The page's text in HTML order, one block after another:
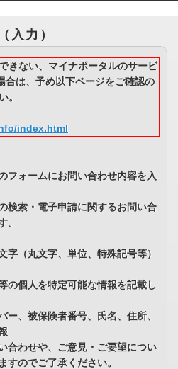
入力）
きない、マイナポータルのサービ
合は、予め以下ページをご確認の
。
index.html
フォームにお問い合わせ内容を入
検索・電子申請に関するお問い合
。
（丸文字、単位、特殊記号等）
の個人を特定可能な情報を記載し
、被保険者番号、氏名、住所、
合わせや、ご意見・ご要望につい
すのでご了承ください。